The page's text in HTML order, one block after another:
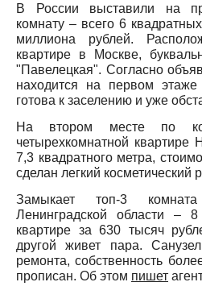
В России выставили на
комнату – всего 6
миллиона рублей.
квартире в Москве,
"Павелецкая". Согласно
находится на первом
готова к заселению и уже
На втором месте по
четырехкомнатной
7,3 квадратного метра,
сделан легкий косметический
Замыкает топ-3
Ленинградской области –
квартире за 630 тысяч
другой живет пара.
ремонта, собственность
прописан. Об этом пишет